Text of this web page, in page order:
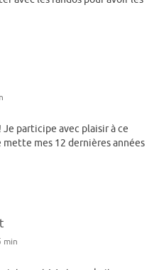
Je participe avec plaisir à ce
mes 12 dernières années
min